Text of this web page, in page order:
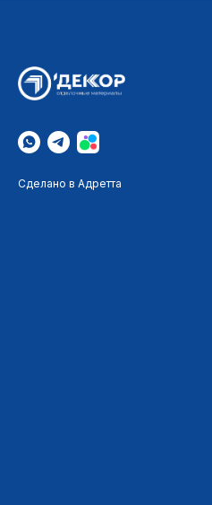
Сделано в Адретта